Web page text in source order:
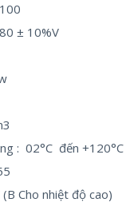
± 10%V
: 02°C đến +120°C
(B Cho nhiệt độ cao)